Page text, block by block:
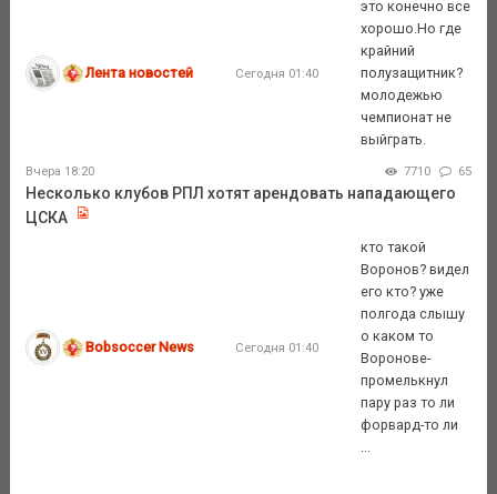
Лента новостей Сегодня 01:40
это конечно все
хорошо.Но где
крайний
полузащитник?
молодежью
чемпионат не
выйграть.
Вчера 18:20 7710 65
Несколько клубов РПЛ хотят арендовать нападающего
ЦСКА
Bobsoccer News Сегодня 01:40
кто такой
Воронов? видел
его кто? уже
полгода слышу
о каком то
Воронове-
промелькнул
пару раз то ли
форвард-то ли